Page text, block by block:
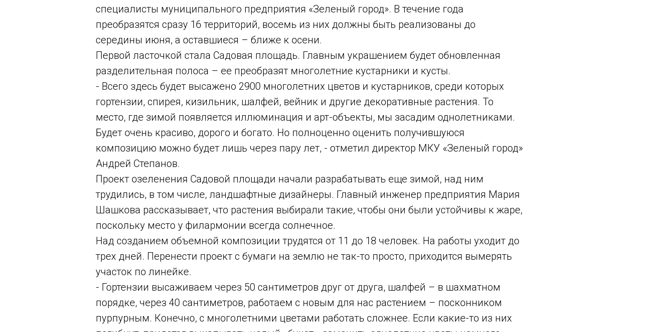
специалисты муниципального предприятия «Зеленый город». В течение года
преобразятся сразу 16 территорий, восемь из них должны быть реализованы до
середины июня, а оставшиеся – ближе к осени.
Первой ласточкой стала Садовая площадь. Главным украшением будет обновленная
разделительная полоса – ее преобразят многолетние кустарники и кусты.
- Всего здесь будет высажено 2900 многолетних цветов и кустарников, среди которых
гортензии, спирея, кизильник, шалфей, вейник и другие декоративные растения. То
место, где зимой появляется иллюминация и арт-объекты, мы засадим однолетниками.
Будет очень красиво, дорого и богато. Но полноценно оценить получившуюся
композицию можно будет лишь через пару лет, - отметил директор МКУ «Зеленый город»
Андрей Степанов.
Проект озеленения Садовой площади начали разрабатывать еще зимой, над ним
трудились, в том числе, ландшафтные дизайнеры. Главный инженер предприятия Мария
Шашкова рассказывает, что растения выбирали такие, чтобы они были устойчивы к жаре,
поскольку место у филармонии всегда солнечное.
Над созданием объемной композиции трудятся от 11 до 18 человек. На работы уходит до
трех дней. Перенести проект с бумаги на землю не так-то просто, приходится вымерять
участок по линейке.
- Гортензии высаживаем через 50 сантиметров друг от друга, шалфей – в шахматном
порядке, через 40 сантиметров, работаем с новым для нас растением – посконником
пурпурным. Конечно, с многолетними цветами работать сложнее. Если какие-то из них